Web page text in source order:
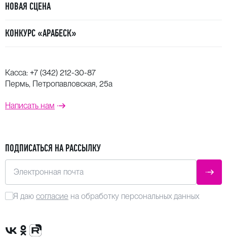
НОВАЯ СЦЕНА
КОНКУРС «АРАБЕСК»
Касса: +7 (342) 212-30-87
Пермь, Петропавловская, 25а
Написать нам
ПОДПИСАТЬСЯ НА РАССЫЛКУ
Электронная почта
Я даю согласие на обработку персональных данных
Сообщество VK
Группа в одноклассниках
Канал Rutube